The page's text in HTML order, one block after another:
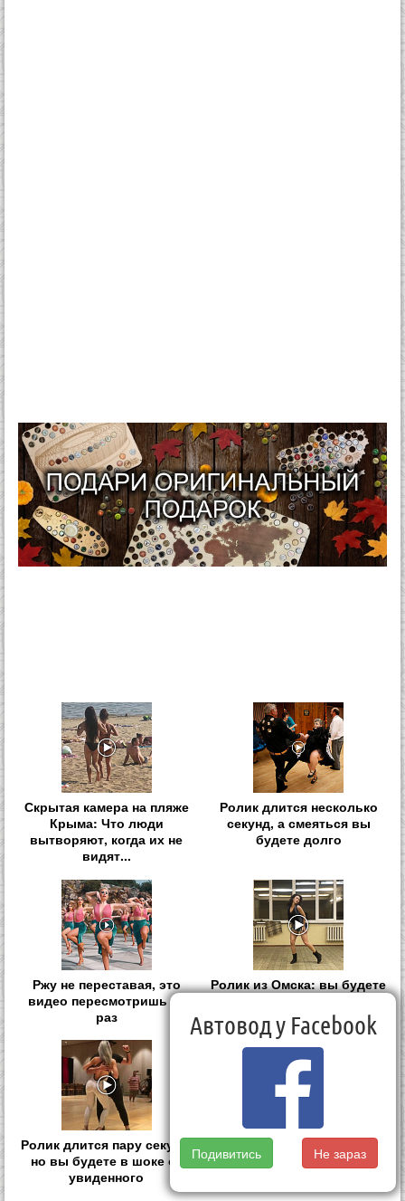
Скрытая камера на пляже
Крыма: Что люди
вытворяют, когда их не
видят...
Ролик длится несколько
секунд, а смеяться вы
будете долго
Ржу не переставая, это
видео пересмотришь не
раз
Ролик из Омска: вы будете
Ролик длится пару секунд,
но вы будете в шоке от
увиденного
Королева вагона отожгла!
Видео не оставит
Автовод у Facebook
Подивитись Не зараз